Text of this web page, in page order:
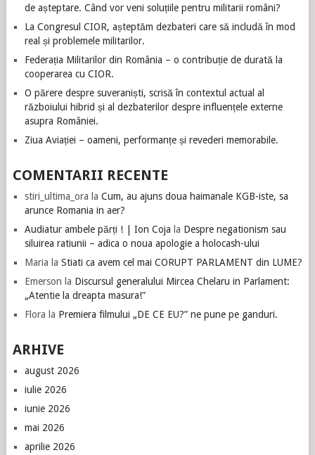
de așteptare. Când vor veni soluțiile pentru militarii români?
La Congresul CIOR, așteptăm dezbateri care să includă în mod
real și problemele militarilor.
Federația Militarilor din România – o contribuție de durată la
cooperarea cu CIOR.
O părere despre suveraniști, scrisă în contextul actual al
războiului hibrid și al dezbaterilor despre influențele externe
asupra României.
Ziua Aviației – oameni, performanțe și revederi memorabile.
COMENTARII RECENTE
stiri_ultima_ora la Cum, au ajuns doua haimanale KGB-iste, sa
arunce Romania in aer?
Audiatur ambele părți ! | Ion Coja la Despre negationism sau
siluirea ratiunii – adica o noua apologie a holocash-ului
Maria la Stiati ca avem cel mai CORUPT PARLAMENT din LUME?
Emerson la Discursul generalului Mircea Chelaru in Parlament:
„Atentie la dreapta masura!”
Flora la Premiera filmului „DE CE EU?” ne pune pe ganduri.
ARHIVE
august 2026
iulie 2026
iunie 2026
mai 2026
aprilie 2026